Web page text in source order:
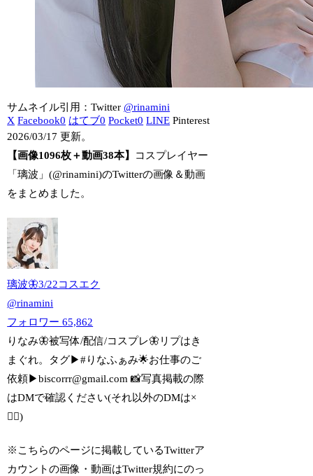
サムネイル引用：Twitter@rinamini
X Facebook0 はてブ0 Pocket0 LINE Pinterest
2026/03/17 更新。
【画像1096枚＋動画38本】
コスプレイヤー
「璃波」(@rinamini)のTwitterの画像＆動画
をまとめました。
璃波🦋3/22コスエク
@rinamini
フォロワー65,862
りなみ🦋被写体/配信/コスプレ🦋リプはき
まぐれ。タグ▶︎#りなふぁみ🌟お仕事のご
依頼▶︎biscorrr@gmail.com 📸写真掲載の際
はDMで確認ください(それ以外のDMは×
🙅‍♀️)
※こちらのページに掲載しているTwitterア
カウントの画像・動画はTwitter規約にのっ